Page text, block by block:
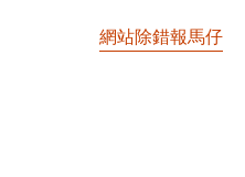
網站除錯報馬仔